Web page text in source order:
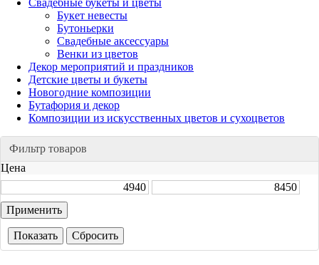
Свадебные букеты и цветы
Букет невесты
Бутоньерки
Свадебные аксессуары
Венки из цветов
Декор мероприятий и праздников
Детские цветы и букеты
Новогодние композиции
Бутафория и декор
Композиции из искусственных цветов и сухоцветов
Фильтр товаров
Цена
Применить
Показать Сбросить